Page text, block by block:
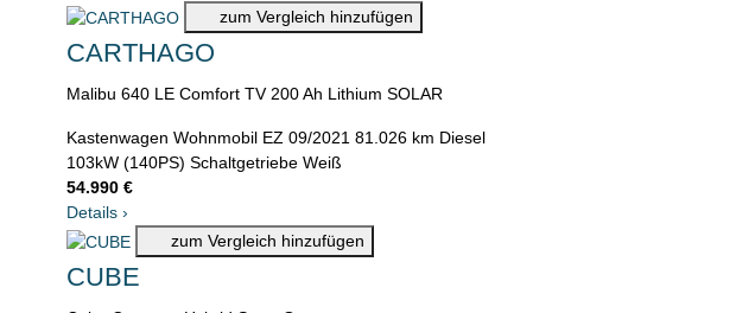
zum Vergleich hinzufügen
CARTHAGO
Malibu 640 LE Comfort TV 200 Ah Lithium SOLAR
Kastenwagen Wohnmobil EZ 09/2021 81.026 km Diesel
103kW (140PS) Schaltgetriebe Weiß
54.990 €
Details ›
zum Vergleich hinzufügen
CUBE